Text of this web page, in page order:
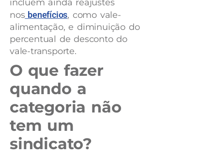
incluem ainda reajustes
nosbenefícios, como vale-
alimentação, e diminuição do
percentual de desconto do
vale-transporte.
O que fazer
quando a
categoria não
tem um
sindicato?